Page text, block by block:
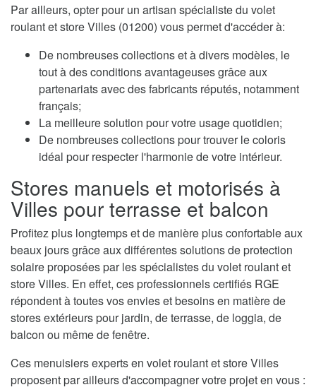
Par ailleurs, opter pour un artisan spécialiste du volet
roulant et store Villes (01200) vous permet d'accéder à:
De nombreuses collections et à divers modèles, le
tout à des conditions avantageuses grâce aux
partenariats avec des fabricants réputés, notamment
français;
La meilleure solution pour votre usage quotidien;
De nombreuses collections pour trouver le coloris
idéal pour respecter l'harmonie de votre intérieur.
Stores manuels et motorisés à
Villes pour terrasse et balcon
Profitez plus longtemps et de manière plus confortable aux
beaux jours grâce aux différentes solutions de protection
solaire proposées par les spécialistes du volet roulant et
store Villes. En effet, ces professionnels certifiés RGE
répondent à toutes vos envies et besoins en matière de
stores extérieurs pour jardin, de terrasse, de loggia, de
balcon ou même de fenêtre.
Ces menuisiers experts en volet roulant et store Villes
proposent par ailleurs d'accompagner votre projet en vous :